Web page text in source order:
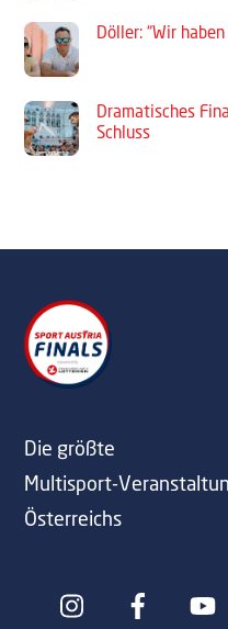
Döller: “Wir
Dramatisches
Schluss
Die größte
Multisport-
Österreichs
Icon
Icon